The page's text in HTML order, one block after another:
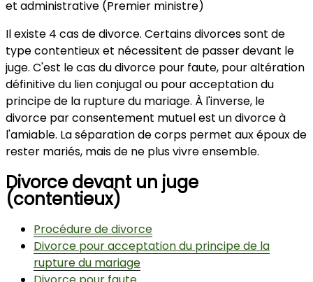
et administrative (Premier ministre)
Il existe 4 cas de divorce. Certains divorces sont de
type contentieux et nécessitent de passer devant le
juge. C'est le cas du divorce pour faute, pour altération
définitive du lien conjugal ou pour acceptation du
principe de la rupture du mariage. À l'inverse, le
divorce par consentement mutuel est un divorce à
l'amiable. La séparation de corps permet aux époux de
rester mariés, mais de ne plus vivre ensemble.
Divorce devant un juge
(contentieux)
Procédure de divorce
Divorce pour acceptation du principe de la
rupture du mariage